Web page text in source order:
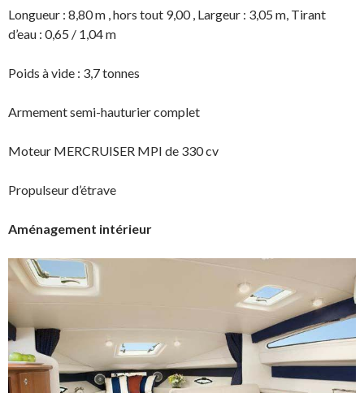
Longueur : 8,80 m , hors tout 9,00 , Largeur : 3,05 m, Tirant
d’eau : 0,65 / 1,04 m
Poids à vide : 3,7 tonnes
Armement semi-hauturier complet
Moteur MERCRUISER MPI de 330 cv
Propulseur d’étrave
Aménagement intérieur